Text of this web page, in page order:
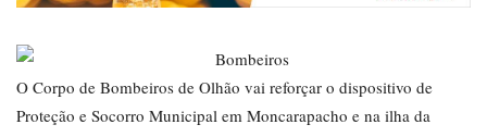
O Corpo de Bombeiros de Olhão vai reforçar o dispositivo de
Proteção e Socorro Municipal em Moncarapacho e na ilha da